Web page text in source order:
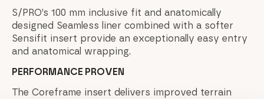
S/PRO’s 100 mm inclusive fit and anatomically
designed Seamless liner combined with a softer
Sensifit insert provide an exceptionally easy entry
and anatomical wrapping.
PERFORMANCE PROVEN
The Coreframe insert delivers improved terrain